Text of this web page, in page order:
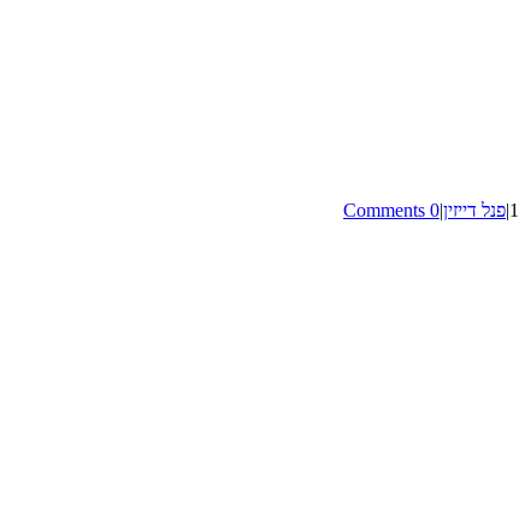
|פנל דייזין|
0 Comments